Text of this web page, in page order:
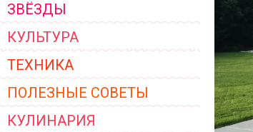
ЗВЁЗДЫ
КУЛЬТУРА
ТЕХНИКА
ПОЛЕЗНЫЕ СОВЕТЫ
КУЛИНАРИЯ